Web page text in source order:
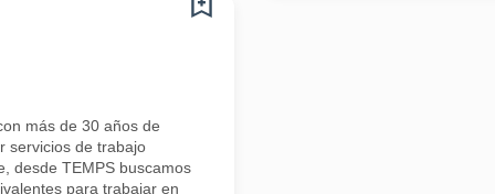
más de 30 años de
servicios de trabajo
desde TEMPS buscamos
para trabajar en